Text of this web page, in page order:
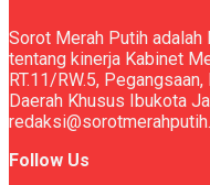
Sorot Merah Putih
tentang kinerja Kabinet
RT.11/RW.5,
Daerah Khusus Ibukota
Follow Us